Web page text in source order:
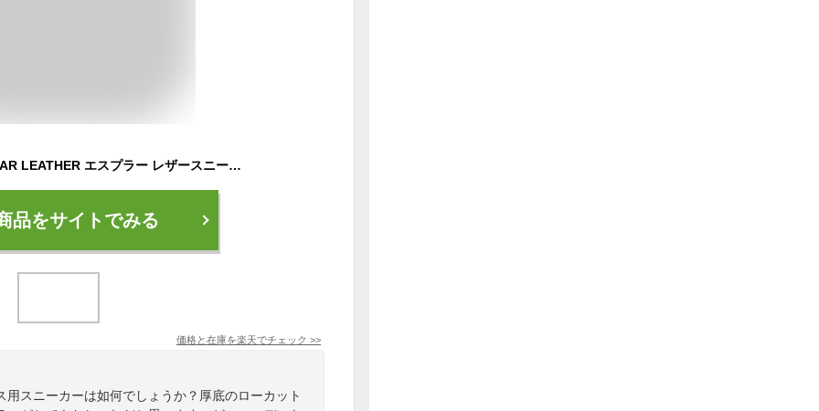
VEJA ヴェジャ ESPLAR LEATHER エスプラー レザースニーカー レディース レディース靴 女性 スニーカー 靴 シューズ おしゃれ かわいい 大人 白 シンプル ブランド 厚底 シンプル
品をサイトでみる
価格と在庫を楽天でチェック >>
スニーカーは如何でしょうか？厚底のローカット